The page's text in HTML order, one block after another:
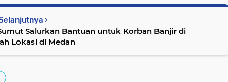
Salurkan Bantuan untuk Korban Banjir di
Lokasi di Medan